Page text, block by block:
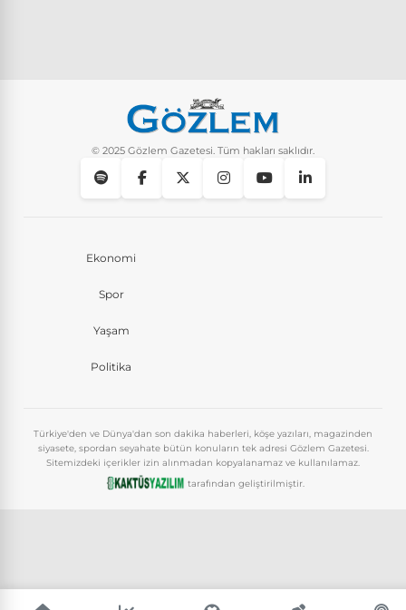
© 2025 Gözlem Gazetesi. Tüm hakları saklıdır.
Ekonomi
Spor
Yaşam
Politika
Türkiye'den ve Dünya'dan son dakika haberleri, köşe yazıları, magazinden
siyasete, spordan seyahate bütün konuların tek adresi Gözlem Gazetesi.
Sitemizdeki içerikler izin alınmadan kopyalanamaz ve kullanılamaz.
tarafından geliştirilmiştir.